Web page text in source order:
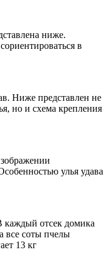
ниже.
в
Ниже представлен не
но и схема крепления
улья удава
каждый отсек домика
все соты пчелы
13 кг